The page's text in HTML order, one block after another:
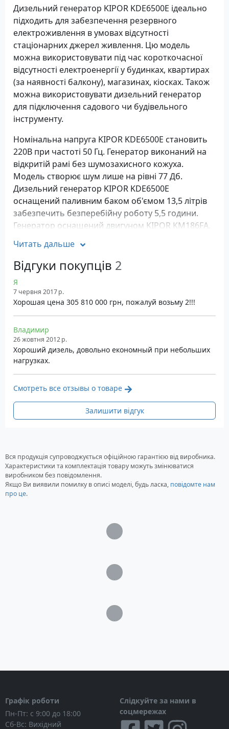
Дизельний генератор KIPOR KDE6500E ідеально
підходить для забезпечення резервного
електроживлення в умовах відсутності
стаціонарних джерел живлення. Цю модель
можна використовувати під час короткочасної
відсутності електроенергії у будинках, квартирах
(за наявності балкону), магазинах, кіосках. Також
можна використовувати дизельний генератор
для підключення садового чи будівельного
інструменту.
Номінальна напруга KIPOR KDE6500E становить
220В при частоті 50 Гц. Генератор виконаний на
відкритій рамі без шумозахисного кожуха.
Модель створює шум лише на рівні 77 Дб.
Дизельний генератор KIPOR KDE6500E
оснащений паливним баком об'ємом 13,5 літрів
забезпечить безперебійну роботу 5,5 години.
Генератор оснащений двигуном KIPOR KM186FА.
KIPOR KM186FА є одноциліндровим,
чотиритактним двигуном з вертикальним
розташуванням клапанів. Охолодження двигуна
здійснюється за допомогою повітря. Об'єм
двигуна складає 481 кубічний сантиметр, а
максимальна потужність двигуна 8,6 літрів в
секунду. При навантаженні 75% час роботи може
досягти до 8 годин. Дизельний генератор KIPOR
KDE6500E оснащений датчиком контролю рівня
олії з функцією аварійного відключення, захистом
від перевантажень, системою стабілізації
індикатором рівня палива.
Характеристики
Максимальна потужність змінного струму: 5,5
кВА
Номінальна сила струму: 21.7 Ампер
Тип двигуна: KM186FА (Yanmar type)
одноциліндровий, 4-тактний
Тип стартера: Електричний
Розмір: 720 х 492 х 655 мм
Місткість паливного бака: 15 л
Час безперервної роботи: 8 год
Інструмент для обслуговування
Інструкція
Картонна коробка
Читать дальше
Відгуки покупців 2
Я
7 червня 2017 р.
Хорошая цена 305 810 000 грн, пожалуй возьму 2!!!
Владимир
26 жовтня 2012 р.
Хороший дизель, довольно економный при небольших
нагрузках.
Смотреть все отзывы о товаре
Залишити відгук
Вся продукція супроводжується офіційною гарантією від виробника.
Характеристики та комплектація товару можуть змінюватися
виробником без повідомлення.
Якщо Ви виявили помилку в описі моделі, будь ласка, повідомте нам
про це.
Графік роботи
Пн-Пт: с 9:00 до 18:00
Сб-Вс: Вихідний
Слідкуйте за нами в
соцмережах